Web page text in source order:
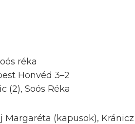
réka
Honvéd 3–2
(2), Soós Réka
Margaréta (kapusok),